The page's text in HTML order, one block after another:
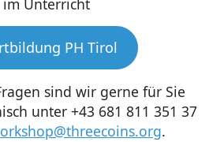
Unterricht
PH Tirol
sind wir gerne für Sie
unter +43 681 811 351 37
.